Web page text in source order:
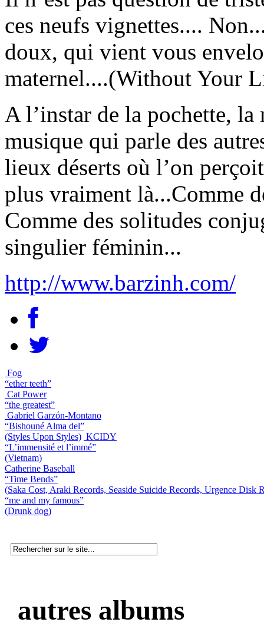
ces neufs vignettes....
doux, qui vient vous
maternel....(Without Your
A l’instar de la pochette,
musique qui parle des
lieux déserts où l’on
plus vraiment là...Comme
Comme des solitudes
singulier féminin...
http://www.barzinh.com/
Fog
“ether teeth”
Cat Power
“the greatest”
Gabriel Garzón-Montano
“Bishouné Alma del”
(Styles Upon Styles) KCIDY
“L’immensité et l’immé”
(Vietnam)
Catherine Baseball
“Time Bends”
(Saka Cost, Araki Records, Seaside Suicide Records, Urgence Disk
“me and my famous”
(Drunk dog)
autres albums